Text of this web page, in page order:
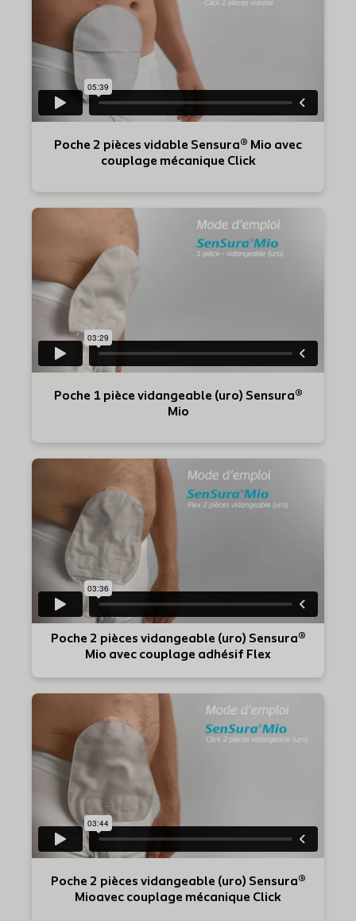
Poche 2 pièces vidable Sensura® Mio avec
couplage mécanique Click
Poche 1 pièce vidangeable (uro) Sensura®
Mio
Poche 2 pièces vidangeable (uro) Sensura®
Mio avec couplage adhésif Flex
Poche 2 pièces vidangeable (uro) Sensura®
Mioavec couplage mécanique Click